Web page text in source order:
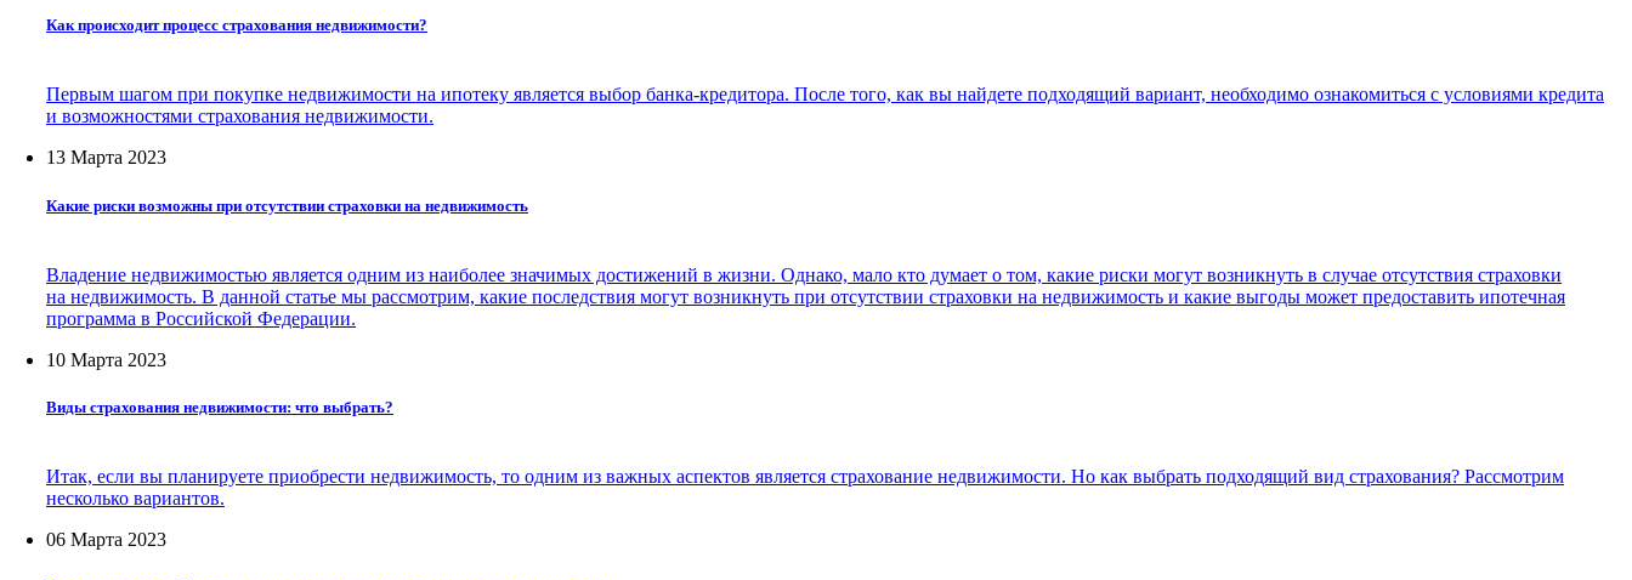
Как происходит процесс страхования недвижимости?
Первым шагом при покупке недвижимости на ипотеку является выбор банка-кредитора. После того, как вы найдете подходящий вариант, необходимо ознакомиться с условиями кредита
и возможностями страхования недвижимости.
13 Марта 2023
Какие риски возможны при отсутствии страховки на недвижимость
Владение недвижимостью является одним из наиболее значимых достижений в жизни. Однако, мало кто думает о том, какие риски могут возникнуть в случае отсутствия страховки
на недвижимость. В данной статье мы рассмотрим, какие последствия могут возникнуть при отсутствии страховки на недвижимость и какие выгоды может предоставить ипотечная
программа в Российской Федерации.
10 Марта 2023
Виды страхования недвижимости: что выбрать?
Итак, если вы планируете приобрести недвижимость, то одним из важных аспектов является страхование недвижимости. Но как выбрать подходящий вид страхования? Рассмотрим
несколько вариантов.
06 Марта 2023